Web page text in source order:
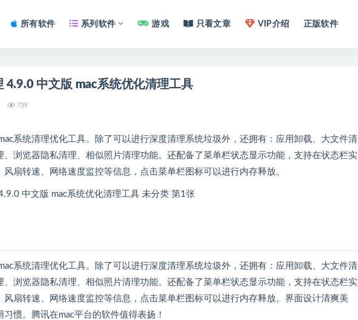
所有软件 系列软件 游戏 只看文章 VIP介绍 正版软件
腾讯柠檬清理 4.9.0 中文版 mac系统优化清理工具
739
系统清理优化工具。除了可以进行深度清理系统垃圾外，还拥有：应用卸载、大文件清
、浏览器隐私清理、相似照片清理功能。还配备了菜单栏状态显示功能，支持在状态栏实
风扇转速、网络速度监控等信息，点击菜单栏图标可以进行内存释放。
系统清理优化工具。除了可以进行深度清理系统垃圾外，还拥有：应用卸载、大文件清
、浏览器隐私清理、相似照片清理功能。还配备了菜单栏状态显示功能，支持在状态栏实
风扇转速、网络速度监控等信息，点击菜单栏图标可以进行内存释放。界面设计清爽美
习惯。腾讯在mac平台的软件值得表扬！